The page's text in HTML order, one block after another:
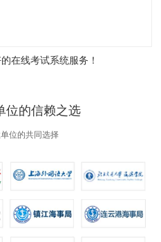
在线考试系统服务！
位的信赖之选
位的共同选择